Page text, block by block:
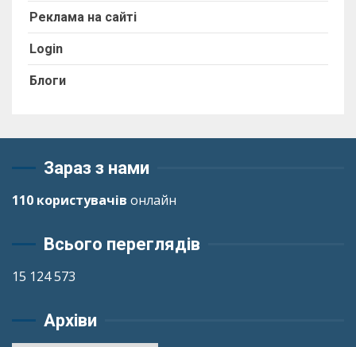
Реклама на сайті
Login
Блоги
Зараз з нами
110 користувачів онлайн
Всього переглядів
15 124 573
Архіви